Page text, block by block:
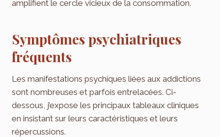
amplifient le cercle vicieux de la consommation.
Symptômes psychiatriques
fréquents
Les manifestations psychiques liées aux addictions
sont nombreuses et parfois entrelacées. Ci-
dessous, j’expose les principaux tableaux cliniques
en insistant sur leurs caractéristiques et leurs
répercussions.